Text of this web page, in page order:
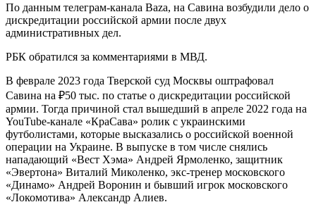
По данным телеграм-канала Baza, на Савина возбудили дело о
дискредитации российской армии после двух
административных дел.
РБК обратился за комментариями в МВД.
В феврале 2023 года Тверской суд Москвы оштрафовал
Савина на ₽50 тыс. по статье о дискредитации российской
армии. Тогда причиной стал вышедший в апреле 2022 года на
YouTube-канале «КраСава» ролик с украинскими
футболистами, которые высказались о российской военной
операции на Украине. В выпуске в том числе снялись
нападающий «Вест Хэма» Андрей Ярмоленко, защитник
«Эвертона» Виталий Миколенко, экс-тренер московского
«Динамо» Андрей Воронин и бывший игрок московского
«Локомотива» Александр Алиев.